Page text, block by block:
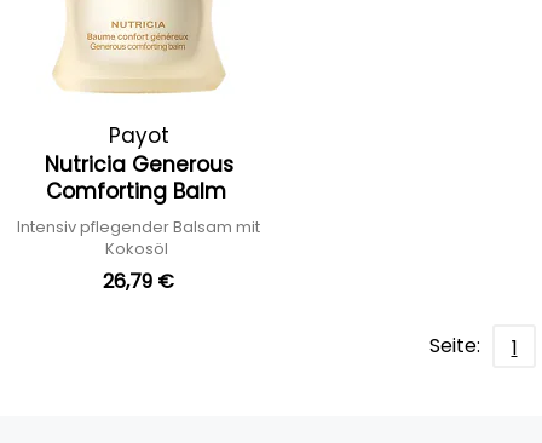
Payot
Nutricia Generous
Comforting Balm
Intensiv pflegender Balsam mit
Kokosöl
26,79 €
Seite: 1